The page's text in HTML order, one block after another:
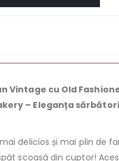
Vintage cu Old
– Eleganța
delicios și mai plin de
scoasă din cuptor!